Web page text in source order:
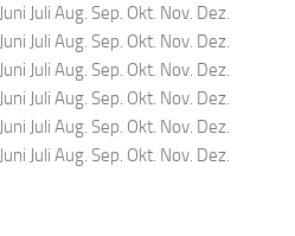
Juni Juli Aug. Sep. Okt. Nov. Dez.
Juni Juli Aug. Sep. Okt. Nov. Dez.
Juni Juli Aug. Sep. Okt. Nov. Dez.
Juni Juli Aug. Sep. Okt. Nov. Dez.
Juni Juli Aug. Sep. Okt. Nov. Dez.
Juni Juli Aug. Sep. Okt. Nov. Dez.